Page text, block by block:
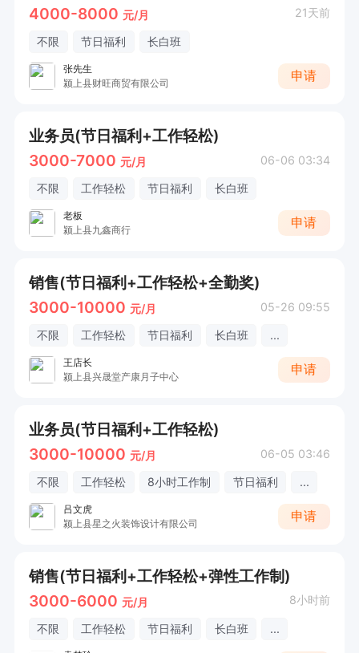
4000-8000 元/月 21天前
不限 节日福利 长白班
张先生
颍上县财旺商贸有限公司
申请
业务员(节日福利+工作轻松)
3000-7000 元/月 06-06 03:34
不限 工作轻松 节日福利 长白班
老板
颍上县九鑫商行
申请
销售(节日福利+工作轻松+全勤奖)
3000-10000 元/月 05-26 09:55
不限 工作轻松 节日福利 长白班 ...
王店长
颍上县兴晟堂产康月子中心
申请
业务员(节日福利+工作轻松)
3000-10000 元/月 06-05 03:46
不限 工作轻松 8小时工作制 节日福利 ...
吕文虎
颍上县星之火装饰设计有限公司
申请
销售(节日福利+工作轻松+弹性工作制)
3000-6000 元/月 8小时前
不限 工作轻松 节日福利 长白班 ...